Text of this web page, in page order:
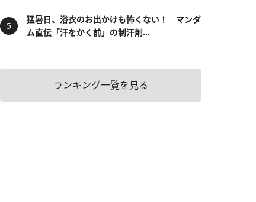
猛暑日、浴衣のお出かけも怖くない！ マンダ
ム直伝「汗をかく前」の制汗剤...
ランキング一覧を見る